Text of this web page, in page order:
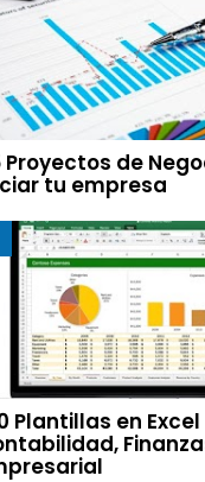
Proyectos de
tu empresa
Plantillas en